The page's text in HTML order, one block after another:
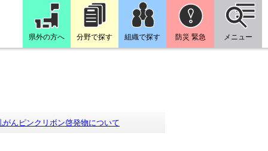
県外の方へ 分野で探す 組織で探す 防災 緊急 メニュー
がんピンクリボン啓発物について